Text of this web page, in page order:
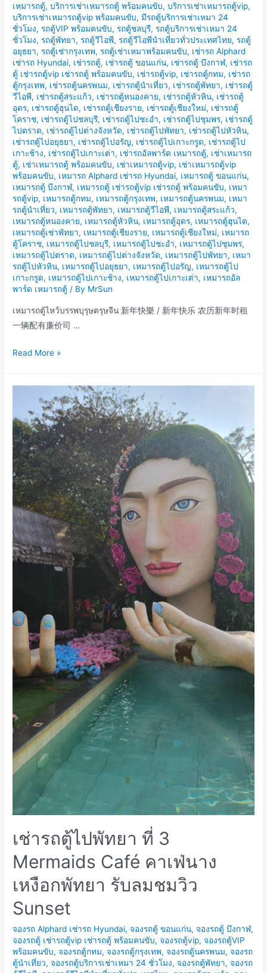
เหมารถตู้,บริการเช่าเหมารถตู้ พร้อมคนขับ,บริการเช่าเหมารถตู้vip,
บริการเช่าเหมารถตู้vip พร้อมคนขับ,มีรถตู้บริการเช่าเหมา 24
ชั่วโมง,รถตู้VIP พร้อมคนขับ,รถตู้ชลบุรี,รถตู้บริการเช่าเหมา 24
ชั่วโมง,รถตู้พัทยา,รถตู้วีไอพี,รถตู้วีไอพีนำเที่ยวทั่วประเทศไทย,รถตู้
อยุธยา,รถตู้เช่ากรุงเทพ,รถตู้เช่าเหมาพร้อมคนขับ, เช่ารถ Alphard
เช่ารถ Hyundai, เช่ารถตู้, เช่ารถตู้ ขอนแก่น, เช่ารถตู้ บึงกาฬ, เช่ารถ
ตู้ เช่ารถตู้vip เช่ารถตู้ พร้อมคนขับ, เช่ารถตู้vip, เช่ารถตู้กทม, เช่ารถ
ตู้กรุงเทพ, เช่ารถตู้นครพนม, เช่ารถตู้นำเที่ยว, เช่ารถตู้พัทยา, เช่ารถตู้
วีไอพี, เช่ารถตู้สระแก้ว, เช่ารถตู้หนองคาย, เช่ารถตู้หัวหิน, เช่ารถตู้
อุดร, เช่ารถตู้ฮุนได, เช่ารถตู้เชียงราย, เช่ารถตู้เชียงใหม่, เช่ารถตู้
โคราช, เช่ารถตู้ไปชลบุรี, เช่ารถตู้ไปชะอำ, เช่ารถตู้ไปชุมพร, เช่ารถตู้
ไปตราด, เช่ารถตู้ไปต่างจังหวัด, เช่ารถตู้ไปพัทยา, เช่ารถตู้ไปหัวหิน,
เช่ารถตู้ไปอยุธยา, เช่ารถตู้ไปอรัญ, เช่ารถตู้ไปเกาะกรูด, เช่ารถตู้ไป
เกาะช้าง, เช่ารถตู้ไปเกาะเต่า, เช่ารถอัลพาร์ด เหมารถตู้, เช่าเหมารถ
ตู้, เช่าเหมารถตู้ พร้อมคนขับ, เช่าเหมารถตู้vip, เช่าเหมารถตู้vip
พร้อมคนขับ, เหมารถ Alphard เช่ารถ Hyundai, เหมารถตู้ ขอนแก่น,
เหมารถตู้ บึงกาฬ, เหมารถตู้ เช่ารถตู้vip เช่ารถตู้ พร้อมคนขับ, เหมา
รถตู้vip, เหมารถตู้กทม, เหมารถตู้กรุงเทพ, เหมารถตู้นครพนม, เหมา
รถตู้นำเที่ยว, เหมารถตู้พัทยา, เหมารถตู้วีไอพี, เหมารถตู้สระแก้ว,
เหมารถตู้หนองคาย, เหมารถตู้หัวหิน, เหมารถตู้อุดร, เหมารถตู้ฮุนได,
เหมารถตู้เช่าพัทยา, เหมารถตู้เชียงราย, เหมารถตู้เชียงใหม่, เหมารถ
ตู้โคราช, เหมารถตู้ไปชลบุรี, เหมารถตู้ไปชะอำ, เหมารถตู้ไปชุมพร,
เหมารถตู้ไปตราด, เหมารถตู้ไปต่างจังหวัด, เหมารถตู้ไปพัทยา, เหมา
รถตู้ไปหัวหิน, เหมารถตู้ไปอยุธยา, เหมารถตู้ไปอรัญ, เหมารถตู้ไป
เกาะกรูด, เหมารถตู้ไปเกาะช้าง, เหมารถตู้ไปเกาะเต่า, เหมารถอัล
พาร์ด เหมารถตู้ / By MrSun
เหมารถตู้ไหว้บรรพบุรุษตรุษจีน 新年快樂 / 新年快乐 农历新年时租
一辆配有廉价司 …
เหมา
บรรพบุรุษ
ตรุษ
จีน
新
年
快
樂
/
新
年
Read More »
เช่ารถตู้ไปพัทยา ที่ 3
Mermaids Café คาเฟ่นาง
เหงือกพัทยา รับลมชมวิว
Sunset
จองรถ Alphard เช่ารถ Hyundai,จองรถตู้ ขอนแก่น,จองรถตู้ บึงกาฬ,
จองรถตู้ เช่ารถตู้vip เช่ารถตู้ พร้อมคนขับ,จองรถตู้vip,จองรถตู้VIP
พร้อมคนขับ,จองรถตู้กทม,จองรถตู้กรุงเทพ,จองรถตู้นครพนม,จองรถ
ตู้นำเที่ยว,จองรถตู้บริการเช่าเหมา 24 ชั่วโมง,จองรถตู้พัทยา,จองรถ